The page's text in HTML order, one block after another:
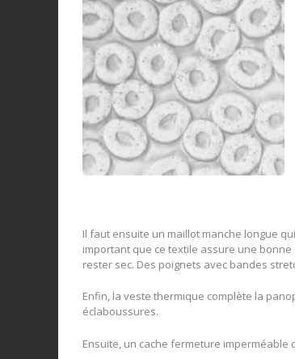
Il faut ensuite un maillot manche longue
important que ce textile assure une
rester sec. Des poignets avec bandes
Enfin, la veste thermique complète la
éclaboussures.
Ensuite, un cache fermeture